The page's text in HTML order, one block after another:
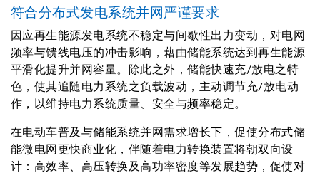
符合分布式发电系统并网严谨要求
因应再生能源发电系统不稳定与间歇性出力变动，对电网
频率与馈线电压的冲击影响，藉由储能系统达到再生能源
平滑化提升并网容量。除此之外，储能快速充/放电之特
色，使其追随电力系统之负载波动，主动调节充/放电动
作，以维持电力系统质量、安全与频率稳定。
在电动车普及与储能系统并网需求增长下，促使分布式储
能微电网更快商业化，伴随着电力转换装置将朝双向设
计：高效率、高压转换及高功率密度等发展趋势，促使对